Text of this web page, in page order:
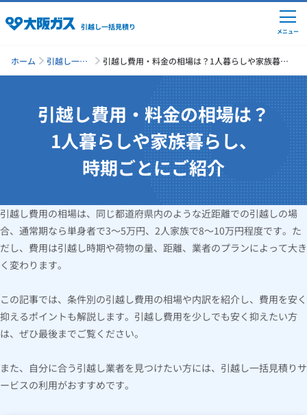
引越し一括見積り
引越しの準備
引越し費用の相場
単身の引越し
引越し業者ランキング
引越し見積りシミュレーション
見積り依頼
Daigasコラム
メニュー
ホーム
引越し一括
引越し費用・料金の相場は？1人暮らしや家族暮ら
引越し費用・料金の相場は？
1人暮らしや家族暮らし、
時期ごとにご紹介
引越し費用の相場は、同じ都道府県内のような近距離での引越しの場
合、通常期なら単身者で3～5万円、2人家族で8～10万円程度です。た
だし、費用は引越し時期や荷物の量、距離、業者のプランによって大き
く変わります。
この記事では、条件別の引越し費用の相場や内訳を紹介し、費用を安く
抑えるポイントも解説します。引越し費用を少しでも安く抑えたい方
は、ぜひ最後までご覧ください。
また、自分に合う引越し業者を見つけたい方には、引越し一括見積りサ
ービスの利用がおすすめです。